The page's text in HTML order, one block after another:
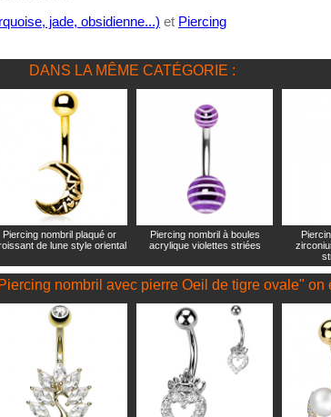
jade, obsidienne...) et Piercing
DANS LA MÊME CATÉGORIE :
Piercing nombril plaqué or
de lune style oriental
Piercing nombril à boules
acrylique violettes striées
nombril avec pierre Oeil de tigre ovale" on